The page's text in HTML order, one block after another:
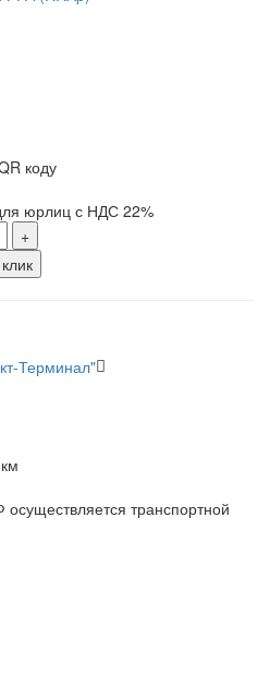
коду
юрлиц с НДС 22%
+
Терминал"
транспортной